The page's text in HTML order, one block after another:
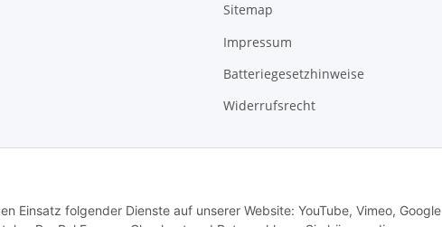
Einsatz folgender Dienste auf unserer Website: YouTube, Vimeo, Google
Sitemap
Impressum
Batteriegesetzhinweise
Widerrufsrecht